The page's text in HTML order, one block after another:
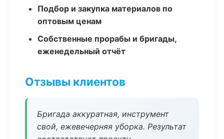
Подбор и закупка материалов по
оптовым ценам
Собственные прорабы и бригады,
еженедельный отчёт
Отзывы клиентов
Бригада аккуратная, инструмент
свой, ежевечерняя уборка. Результат